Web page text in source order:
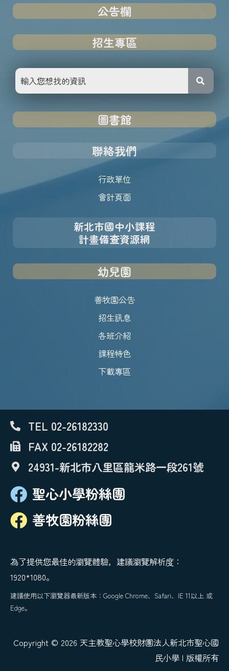
公告欄
招生專區
圖書館
聯絡我們
行政單位
會計頁面
新北市國中小課程
計畫備查資源網
幼兒園
善牧園公告
招生訊息
各班介紹
課程特色
下載專區
TEL 02-26182330
FAX 02-26182282
24931-新北市八里區龍米路一段261號
聖心小學粉絲團
善牧園粉絲團
為了提供您最佳的瀏覽體驗，建議瀏覽解析度：
1920*1080。
建議使用以下瀏覽器最新版本：Google Chrome、Safari、IE 11以上 或
Edge。
Copyright © 2026 天主教聖心學校財團法人新北市聖心國
民小學 | 版權所有